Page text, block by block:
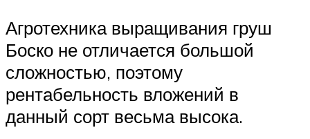
Агротехника выращивания груш
Боско не отличается большой
сложностью, поэтому
рентабельность вложений в
данный сорт весьма высока.